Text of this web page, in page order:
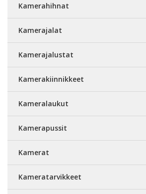
Kamerahihnat
Kamerajalat
Kamerajalustat
Kamerakiinnikkeet
Kameralaukut
Kamerapussit
Kamerat
Kameratarvikkeet